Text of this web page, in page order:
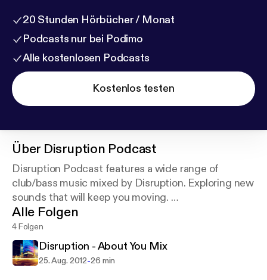
20 Stunden Hörbücher / Monat
Podcasts nur bei Podimo
Alle kostenlosen Podcasts
Kostenlos testen
Über Disruption Podcast
Disruption Podcast features a wide range of
club/bass music mixed by Disruption. Exploring new
sounds that will keep you moving.
For DJ booking Inquiries contact:
Disrup@gmail.com
Alle Folgen
4 Folgen
Disruption - About You Mix
25. Aug. 2012-26 min